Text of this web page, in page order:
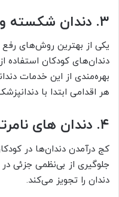
۳. دندان شکسته و لب پر شده
یکی از بهترین روش‌های
دندان‌های کودکان استفاده
بهره‌مندی از این خدمات
هر اقدامی ابتدا با
۴. دندان های نامرتب و نامنظم
کج درآمدن دندان‌ها در
جلوگیری از بی‌نظمی جزئی
دندان را تجویز می‌کند.